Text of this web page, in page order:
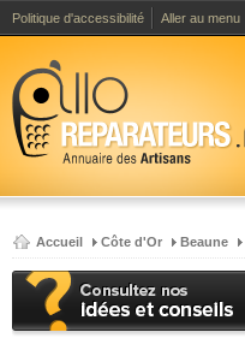
Politique d'accessibilité Aller au menu
Accueil Côte d'Or Beaune